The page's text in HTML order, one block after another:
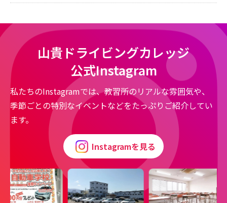
山貴ドライビングカレッジ
公式Instagram
私たちのInstagramでは、教習所のリアルな雰囲気や、
季節ごとの特別なイベントなどをたっぷりご紹介してい
ます。
Instagramを見る